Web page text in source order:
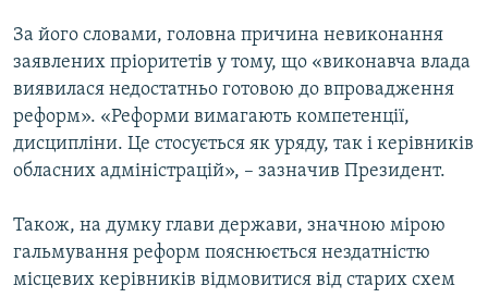
КРИМ РЕАЛІЇ
РУС
УКР
КТАТ
За його словами, головна причина невиконання
заявлених пріоритетів у тому, що «виконавча влада
виявилася недостатньо готовою до впровадження
реформ». «Реформи вимагають компетенції,
дисципліни. Це стосується як уряду, так і керівників
обласних адміністрацій», – зазначив Президент.
Також, на думку глави держави, значною мірою
гальмування реформ пояснюється нездатністю
місцевих керівників відмовитися від старих схем